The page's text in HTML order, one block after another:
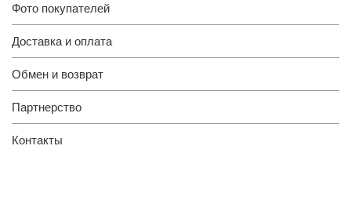
Фото покупателей
Доставка и оплата
Обмен и возврат
Партнерство
Контакты